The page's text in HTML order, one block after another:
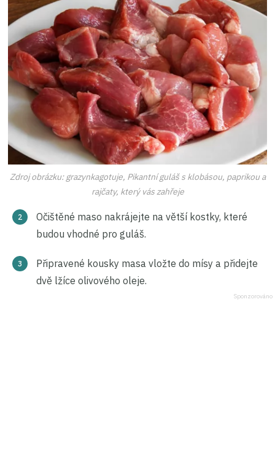
Zdroj obrázku: grazynkagotuje, Pikantní guláš s klobásou, paprikou a
rajčaty, který vás zahřeje
Očištěné maso nakrájejte na větší kostky, které
budou vhodné pro guláš.
Připravené kousky masa vložte do mísy a přidejte
dvě lžíce olivového oleje.